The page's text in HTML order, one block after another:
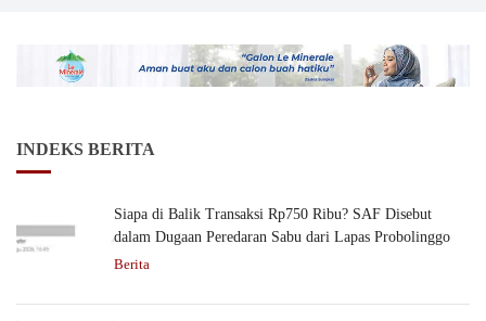
INDEKS BERITA
Siapa di Balik Transaksi Rp750 Ribu? SAF Disebut
dalam Dugaan Peredaran Sabu dari Lapas Probolinggo
Berita